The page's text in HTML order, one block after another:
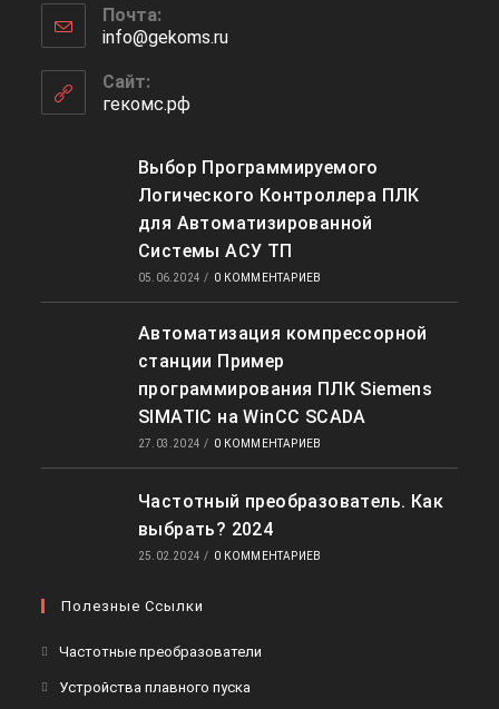
Почта:
info@gekoms.ru
Сайт:
гекомс.рф
Выбор Программируемого
Логического Контроллера ПЛК
для Автоматизированной
Системы АСУ ТП
05.06.2024 / 0 КОММЕНТАРИЕВ
Автоматизация компрессорной
станции Пример
программирования ПЛК Siemens
SIMATIC на WinCC SCADA
27.03.2024 / 0 КОММЕНТАРИЕВ
Частотный преобразователь. Как
выбрать? 2024
25.02.2024 / 0 КОММЕНТАРИЕВ
Полезные Ссылки
Частотные преобразователи
Устройства плавного пуска